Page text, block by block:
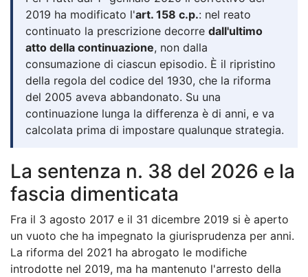
2019 ha modificato l'art. 158 c.p.: nel reato
continuato la prescrizione decorre dall'ultimo
atto della continuazione, non dalla
consumazione di ciascun episodio. È il ripristino
della regola del codice del 1930, che la riforma
del 2005 aveva abbandonato. Su una
continuazione lunga la differenza è di anni, e va
calcolata prima di impostare qualunque strategia.
La sentenza n. 38 del 2026 e la
fascia dimenticata
Fra il 3 agosto 2017 e il 31 dicembre 2019 si è aperto
un vuoto che ha impegnato la giurisprudenza per anni.
La riforma del 2021 ha abrogato le modifiche
introdotte nel 2019, ma ha mantenuto l'arresto della